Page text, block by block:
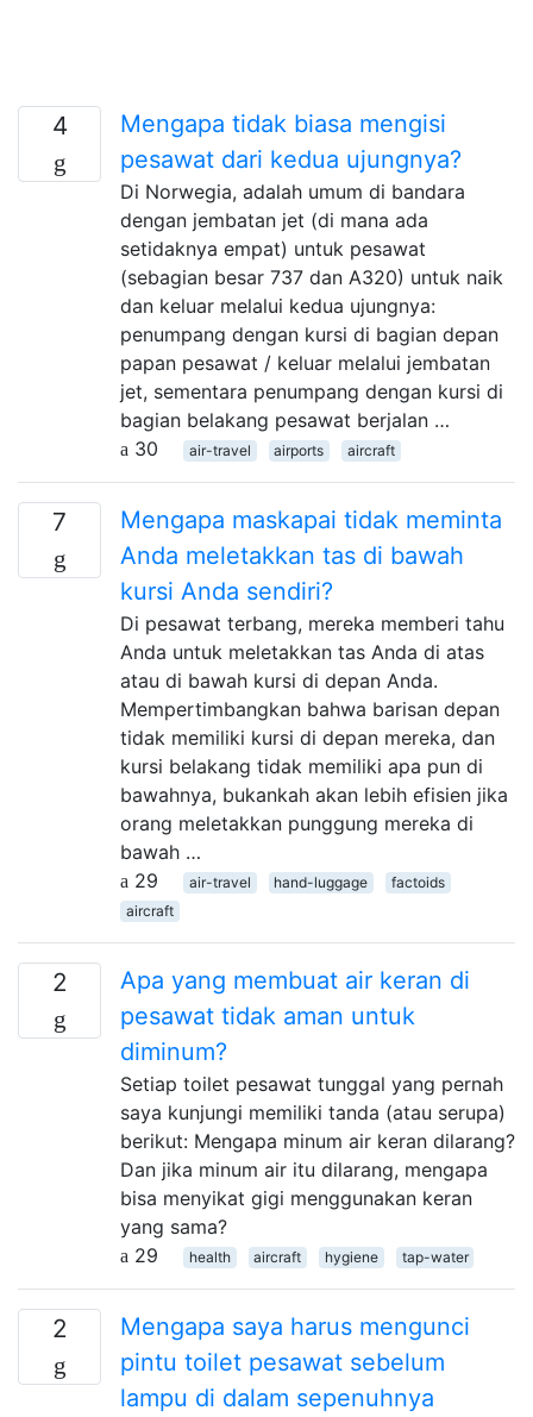
4
Mengapa tidak biasa mengisi
pesawat dari kedua ujungnya?
Di Norwegia, adalah umum di bandara
dengan jembatan jet (di mana ada
setidaknya empat) untuk pesawat
(sebagian besar 737 dan A320) untuk naik
dan keluar melalui kedua ujungnya:
penumpang dengan kursi di bagian depan
papan pesawat / keluar melalui jembatan
jet, sementara penumpang dengan kursi di
bagian belakang pesawat berjalan …
30
air-travel airports aircraft
7
Mengapa maskapai tidak meminta
Anda meletakkan tas di bawah
kursi Anda sendiri?
Di pesawat terbang, mereka memberi tahu
Anda untuk meletakkan tas Anda di atas
atau di bawah kursi di depan Anda.
Mempertimbangkan bahwa barisan depan
tidak memiliki kursi di depan mereka, dan
kursi belakang tidak memiliki apa pun di
bawahnya, bukankah akan lebih efisien jika
orang meletakkan punggung mereka di
bawah …
29
air-travel hand-luggage
factoids
aircraft
2
Apa yang membuat air keran di
pesawat tidak aman untuk
diminum?
Setiap toilet pesawat tunggal yang pernah
saya kunjungi memiliki tanda (atau serupa)
berikut: Mengapa minum air keran dilarang?
Dan jika minum air itu dilarang, mengapa
bisa menyikat gigi menggunakan keran
yang sama?
29
health aircraft hygiene tap-water
2
Mengapa saya harus mengunci
pintu toilet pesawat sebelum
lampu di dalam sepenuhnya